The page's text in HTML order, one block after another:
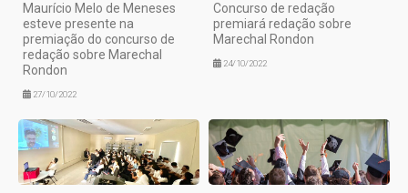
Maurício Melo de Meneses
esteve presente na
premiação do concurso de
redação sobre Marechal
Rondon
27/10/2022
Concurso de redação
premiará redação sobre
Marechal Rondon
24/10/2022